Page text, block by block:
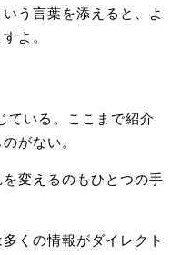
う言葉を添えると、よ
よ。
ている。ここまで紹介
がない。
変えるのもひとつの手
くの情報がダイレクト